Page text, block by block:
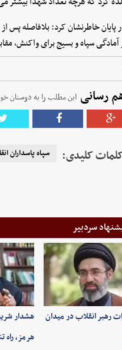
پایان خاطرنشان کرد: بلافاصله پس
آمادگی سپاه و بسیج برای واکنش،
رسانی این مطلب را به دوستان
کلیدی: سپاه پاسداران
سردبیر
رهبر انقلاب در میدان
هشدار
هرمز،